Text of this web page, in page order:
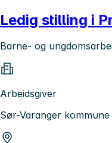
Ledig stilling i
Barne- og
Arbeidsgiver
Sør-Varanger